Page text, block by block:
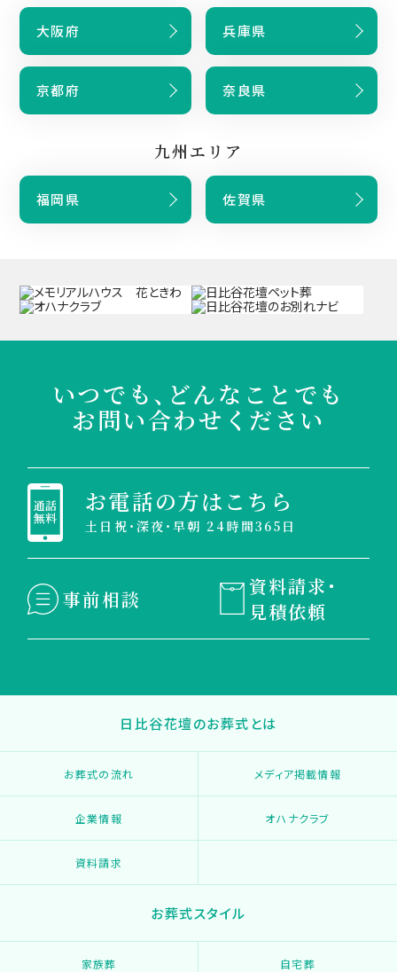
大阪府 兵庫県
京都府 奈良県
九州エリア
福岡県 佐賀県
いつでも、どんなことでも
お問い合わせください
お電話の方はこちら
土日祝・深夜・早朝 24時間365日
事前相談
資料請求・
見積依頼
日比谷花壇のお葬式とは
お葬式の流れ メディア掲載情報
企業情報 オハナクラブ
資料請求
お葬式スタイル
家族葬 自宅葬